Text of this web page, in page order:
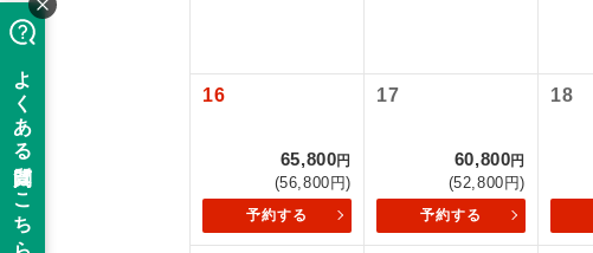
16
65,800円
(56,800円)
予約する
17
60,800円
(52,800円)
予約する
18
新コース
世界遺産